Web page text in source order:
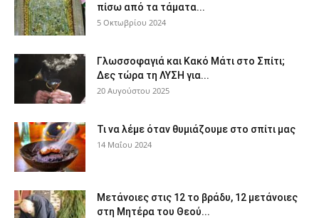
πίσω από τα τάματα...
5 Οκτωβρίου 2024
Γλωσσοφαγιά και Κακό Μάτι στο Σπίτι;
Δες τώρα τη ΛΥΣΗ για...
20 Αυγούστου 2025
Τι να λέμε όταν θυμιάζουμε στο σπίτι μας
14 Μαΐου 2024
Μετάνοιες στις 12 το βράδυ, 12 μετάνοιες
στη Μητέρα του Θεού...